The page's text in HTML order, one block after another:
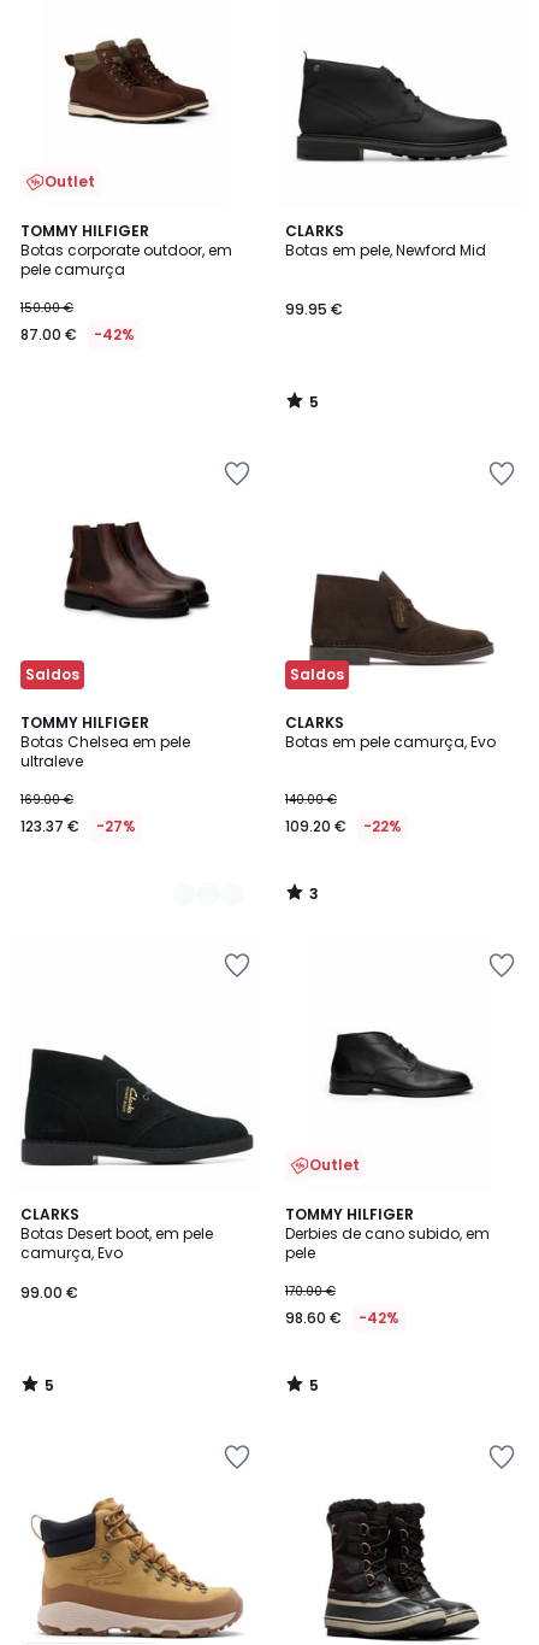
Outlet
TOMMY HILFIGER
Botas corporate outdoor, em
pele camurça
150.00 €
87.00 € -42%
CLARKS
Botas em pele, Newford Mid
99.95 €
5
/
5
/
Saldos
TOMMY HILFIGER
Botas Chelsea em pele
ultraleve
169.00 €
123.37 € -27%
2
Cores
Saldos
CLARKS
Botas em pele camurça, Evo
140.00 €
109.20 € -22%
3
/
3
/
CLARKS
Botas Desert boot, em pele
camurça, Evo
99.00 €
5
/
5
5
/
Outlet
TOMMY HILFIGER
Derbies de cano subido, em
pele
170.00 €
98.60 € -42%
5
/
5
5
/